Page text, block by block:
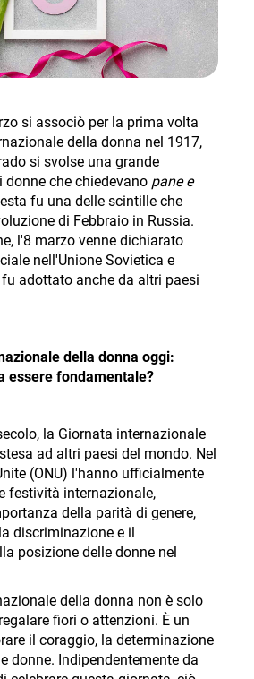
si associò per la prima volta
della donna nel 1917,
si svolse una grande
che chiedevano pane e
fu una delle scintille che
di Febbraio in Russia.
l'8 marzo venne dichiarato
nell'Unione Sovietica e
adottato anche da altri paesi
della donna oggi:
essere fondamentale?
la Giornata internazionale
ad altri paesi del mondo. Nel
(ONU) l'hanno ufficialmente
festività internazionale,
della parità di genere,
discriminazione e il
posizione delle donne nel
della donna non è solo
fiori o attenzioni. È un
il coraggio, la determinazione
donne. Indipendentemente da